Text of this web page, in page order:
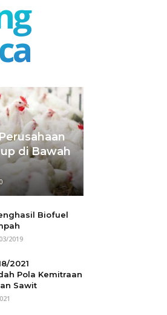
di Bawah
0
Biofuel
2019
2021
Pola Kemitraan
Sawit